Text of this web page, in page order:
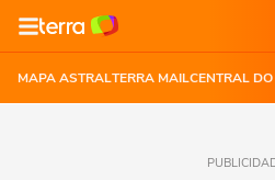
MAPA ASTRALTERRA MAILCENTRAL